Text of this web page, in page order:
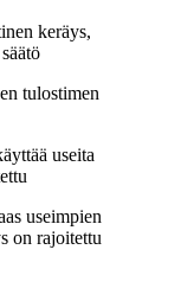
keräys,
tulostimen
useita
useimpien
on rajoitettu